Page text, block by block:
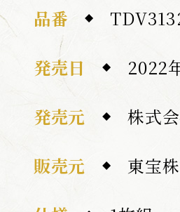
品番
発売日
2022
発売元
株式
販売元
東宝